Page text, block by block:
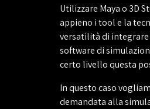
Utilizzare Maya o 3D
appieno i tool e la
versatilità di
software di
certo livello questa
In questo caso
demandata alla